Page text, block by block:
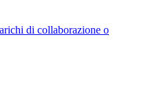
di collaborazione o